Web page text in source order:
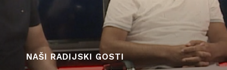
NAŠI RADIJSKI GOSTI